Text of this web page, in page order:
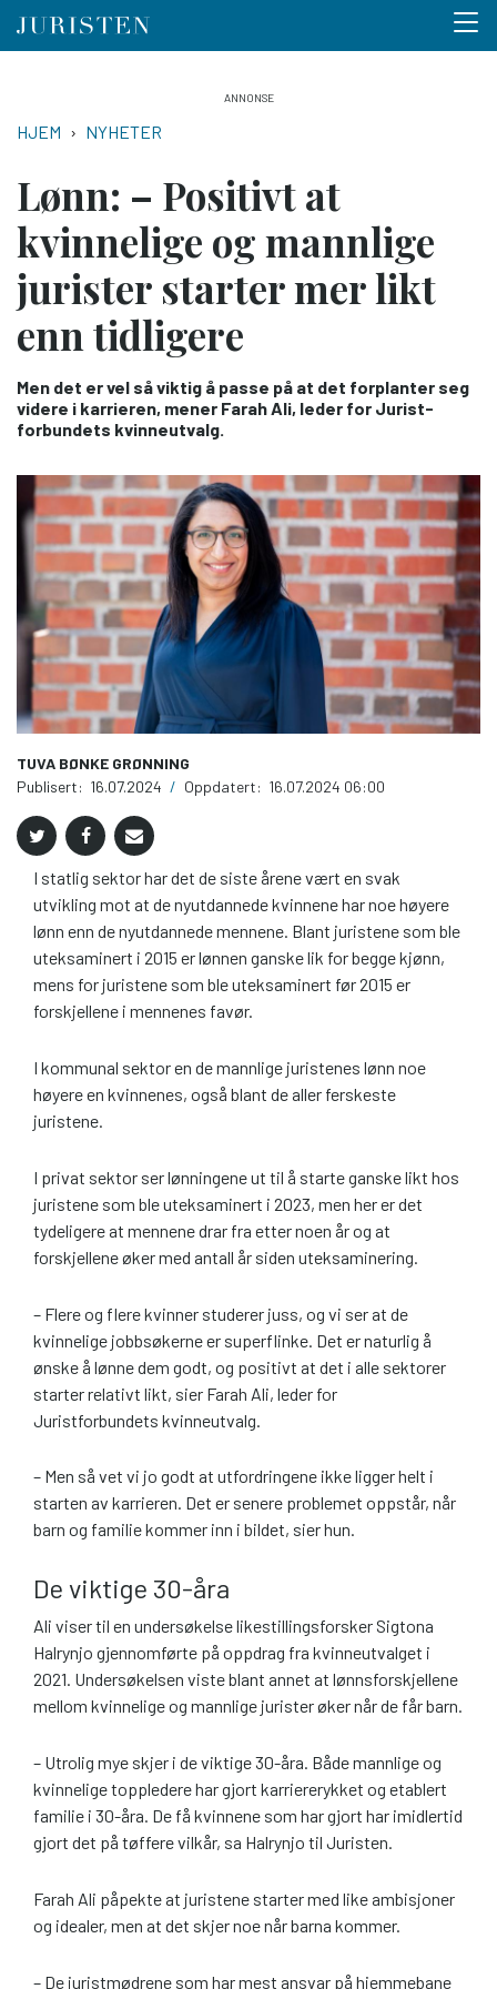
hovedinnhold
Menu
NAVIGASJONSSTI
HJEM NYHETER
Lønn: – Positivt at
kvinnelige og mannlige
jurister starter mer likt
enn tidligere
Men det er vel så viktig å passe på at det forplanter seg
videre i karrieren, mener Farah Ali, leder for ­Jurist­
forbundets kvinneutvalg.
TUVA BØNKE GRØNNING
Publisert: 16.07.2024 / Oppdatert: 16.07.2024 06:00
I statlig sektor har det de siste årene vært en svak
utvikling mot at de nyutdannede kvinnene har noe høyere
lønn enn de nyutdannede mennene. Blant juristene som ble
uteksaminert i 2015 er lønnen ganske lik for begge kjønn,
mens for juristene som ble uteksaminert før 2015 er
forskjellene i mennenes favør.
I kommunal sektor en de mannlige juristenes lønn noe
høyere en kvinnenes, også blant de aller ferskeste
juristene.
I privat sektor ser lønningene ut til å starte ganske likt hos
juristene som ble uteksaminert i 2023, men her er det
tydeligere at mennene drar fra etter noen år og at
forskjellene øker med antall år siden uteksaminering.
– Flere og flere kvinner studerer juss, og vi ser at de
kvinnelige jobbsøkerne er superflinke. Det er naturlig å
ønske å lønne dem godt, og positivt at det i alle sektorer
starter relativt likt, sier Farah Ali, leder for
Juristforbundets kvinneutvalg.
– Men så vet vi jo godt at utfordringene ikke ligger helt i
starten av karrieren. Det er senere problemet oppstår, når
barn og familie kommer inn i bildet, sier hun.
De viktige 30-åra
Ali viser til en undersøkelse likestillingsforsker Sigtona
Halrynjo gjennomførte på oppdrag fra kvinneutvalget i
2021. Undersøkelsen viste blant annet at lønnsforskjellene
mellom kvinnelige og mannlige jurister øker når de får barn.
– Utrolig mye skjer i de viktige 30-åra. Både mannlige og
kvinnelige toppledere har gjort karriererykket og etablert
familie i 30-åra. De få kvinnene som har gjort har imidlertid
gjort det på tøffere vilkår, sa Halrynjo til Juristen.
Farah Ali påpekte at juristene starter med like ambisjoner
og idealer, men at det skjer noe når barna kommer.
– De juristmødrene som har mest ansvar på hjemmebane